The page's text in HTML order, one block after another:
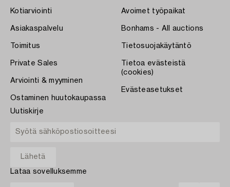
Kotiarviointi
Asiakaspalvelu
Toimitus
Private Sales
Arviointi & myyminen
Ostaminen huutokaupassa
Avoimet työpaikat
Bonhams - All auctions
Tietosuojakäytäntö
Tietoa evästeistä
(cookies)
Evästeasetukset
Uutiskirje
Lataa sovelluksemme